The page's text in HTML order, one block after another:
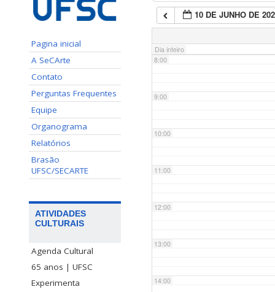
Pagina inicial
A SeCArte
Contato
Perguntas Frequentes
Equipe
Organograma
Relatórios
Brasão
UFSC/SECARTE
ATIVIDADES
CULTURAIS
Agenda Cultural
65 anos | UFSC
Experimenta
10 DE JUNHO DE
Dia inteiro
7:00
8:00
9:00
10:00
11:00
12:00
13:00
14:00